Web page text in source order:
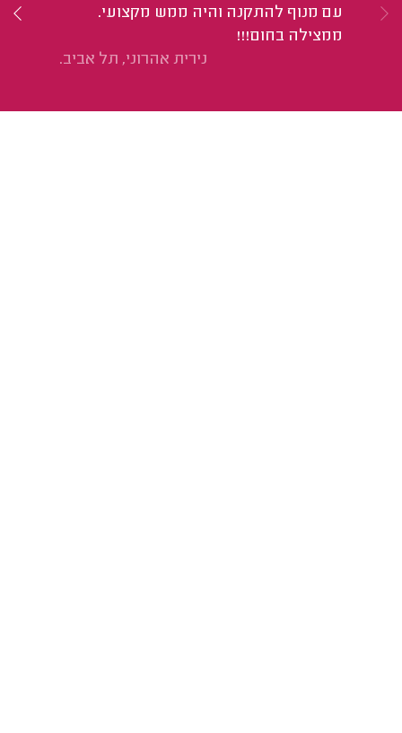
עם מנוף להתקנה והיה ממש מקצועי.
ממצילה בחום!!!
נירית אהרוני, תל אביב.